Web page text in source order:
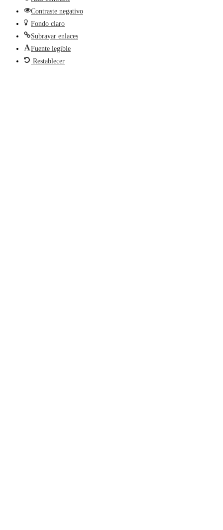
Contraste negativo
Fondo claro
Subrayar enlaces
Fuente legible
Restablecer